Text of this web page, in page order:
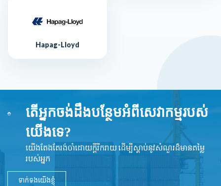
Hapag-Lloyd
តើអ្នកចង់ដឹងបន្ថែមអំពីសេវាកម្មរបស់
យើងទេ?
យើងតែងតែរង់ចាំដោយក្ដីរីករាយ ដើម្បីស្តាប់នូវ​សំណួរដ៏​មានតម្លៃ
របស់អ្នក
ទាក់ទងយើងខ្ញុំ